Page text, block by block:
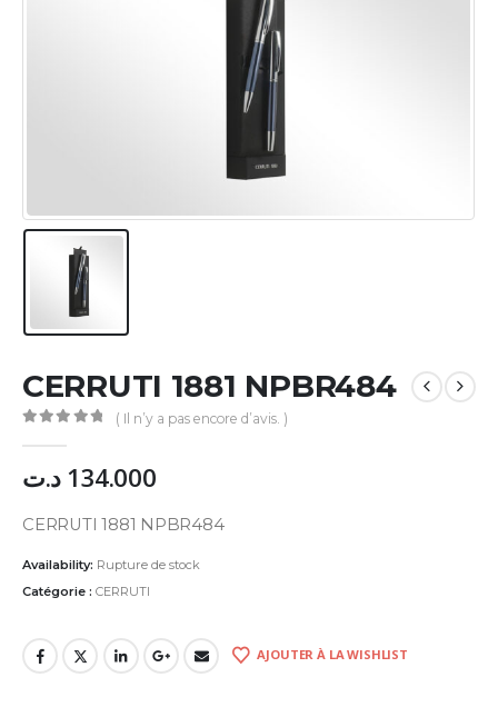
CERRUTI 1881 NPBR484
( Il n’y a pas encore d’avis. )
134.000 د.ت
CERRUTI 1881 NPBR484
Availability: Rupture de stock
Catégorie : CERRUTI
AJOUTER À LA WISHLIST